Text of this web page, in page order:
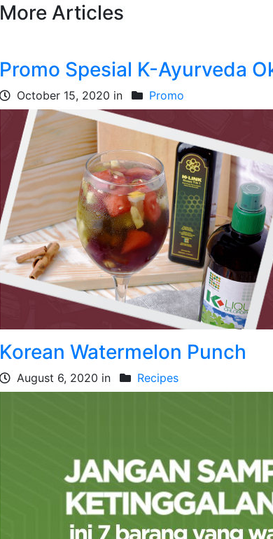
More Articles
Promo Spesial K-Ayurveda
October 15, 2020 in Promo
Korean Watermelon Punch
August 6, 2020 in Recipes